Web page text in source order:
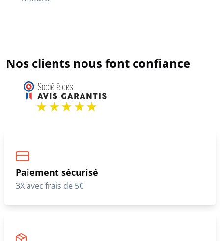
Nos clients nous font confiance
Paiement sécurisé
3X avec frais de 5€